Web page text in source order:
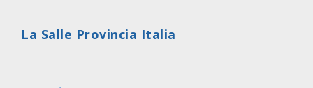
La Salle Provincia Italia